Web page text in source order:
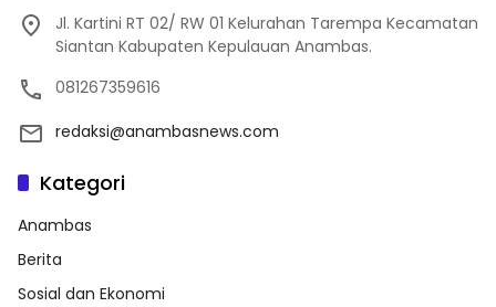
Jl. Kartini RT 02/ RW 01 Kelurahan Tarempa Kecamatan
Siantan Kabupaten Kepulauan Anambas.
081267359616
redaksi@anambasnews.com
Kategori
Anambas
Berita
Sosial dan Ekonomi